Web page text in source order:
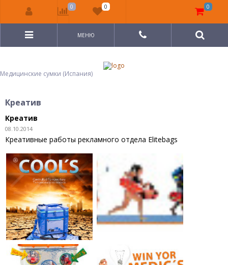
Медицинские сумки (Испания)
МЕНЮ
Креатив
Креатив
08.10.2014
Креативные работы рекламного отдела Elitebags
0 0 0